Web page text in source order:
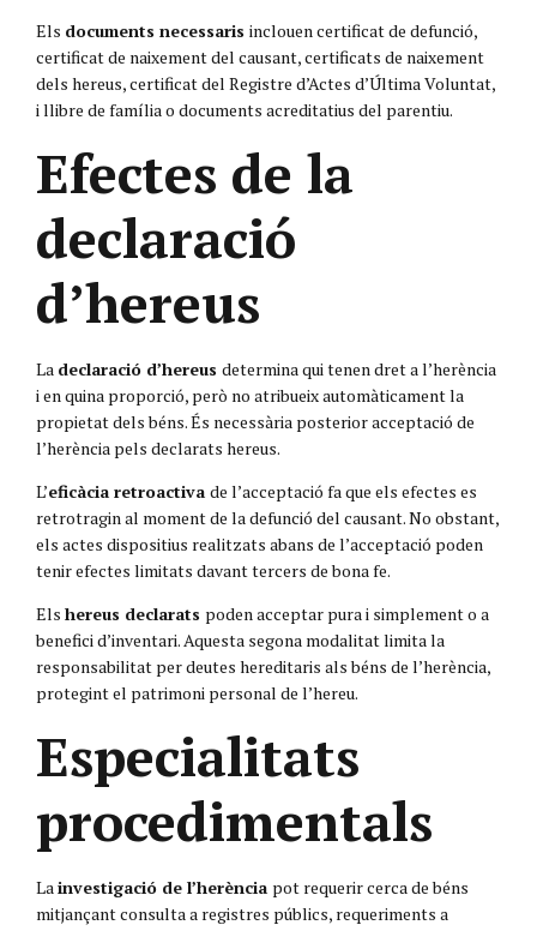
Els documents necessaris inclouen certificat de defunció,
certificat de naixement del causant, certificats de naixement
dels hereus, certificat del Registre d’Actes d’Última Voluntat,
i llibre de família o documents acreditatius del parentiu.
Efectes de la
declaració
d’hereus
La declaració d’hereus determina qui tenen dret a l’herència
i en quina proporció, però no atribueix automàticament la
propietat dels béns. És necessària posterior acceptació de
l’herència pels declarats hereus.
L’eficàcia retroactiva de l’acceptació fa que els efectes es
retrotragin al moment de la defunció del causant. No obstant,
els actes dispositius realitzats abans de l’acceptació poden
tenir efectes limitats davant tercers de bona fe.
Els hereus declarats poden acceptar pura i simplement o a
benefici d’inventari. Aquesta segona modalitat limita la
responsabilitat per deutes hereditaris als béns de l’herència,
protegint el patrimoni personal de l’hereu.
Especialitats
procedimentals
La investigació de l’herència pot requerir cerca de béns
mitjançant consulta a registres públics, requeriments a